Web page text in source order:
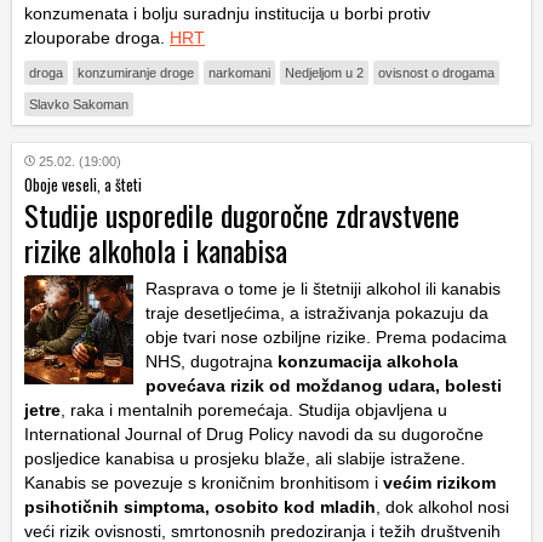
konzumenata i bolju suradnju institucija u borbi protiv
zlouporabe droga. HRT
droga konzumiranje droge narkomani Nedjeljom u 2 ovisnost o drogama
Slavko Sakoman
25.02. (19:00)
Oboje veseli, a šteti
Studije usporedile dugoročne zdravstvene
rizike alkohola i kanabisa
Rasprava o tome je li štetniji alkohol ili kanabis
traje desetljećima, a istraživanja pokazuju da
obje tvari nose ozbiljne rizike. Prema podacima
NHS, dugotrajna konzumacija alkohola
povećava rizik od moždanog udara, bolesti
jetre , raka i mentalnih poremećaja. Studija objavljena u
International Journal of Drug Policy navodi da su dugoročne
posljedice kanabisa u prosjeku blaže, ali slabije istražene.
Kanabis se povezuje s kroničnim bronhitisom i većim rizikom
psihotičnih simptoma, osobito kod mladih , dok alkohol nosi
veći rizik ovisnosti, smrtonosnih predoziranja i težih društvenih